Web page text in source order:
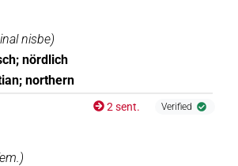
nisbe)
nördlich
northern
2 sent. Verified
)